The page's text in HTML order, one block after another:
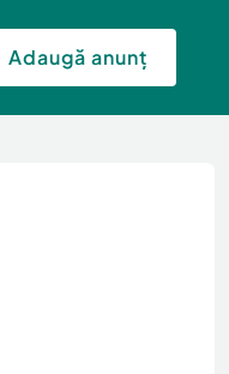
Adaugă anunț